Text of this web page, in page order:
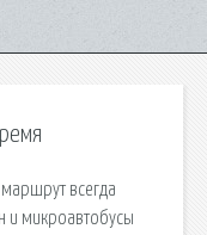
всегда
и микроавтобусы